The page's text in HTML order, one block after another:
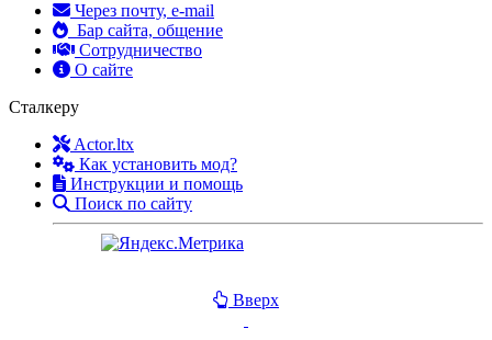
Через почту, e-mail
Бар сайта, общение
Сотрудничество
О сайте
Сталкеру
Actor.ltx
Как установить мод?
Инструкции и помощь
Поиск по сайту
Вверх